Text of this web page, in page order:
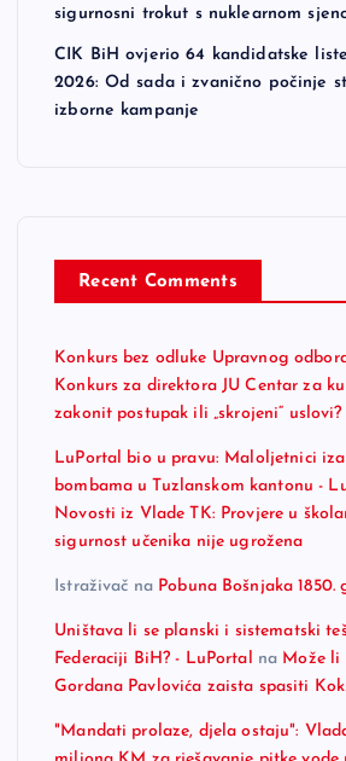
sigurnosni trokut s nuklearnom
CIK BiH ovjerio 64 kandidatske
2026: Od sada i zvanično počinje
izborne kampanje
Recent Comments
Konkurs bez odluke Upravnog
Konkurs za direktora JU Centar za
zakonit postupak ili „skrojeni“ uslovi?
LuPortal bio u pravu: Maloljetnici
bombama u Tuzlanskom kantonu -
Novosti iz Vlade TK: Provjere u
sigurnost učenika nije ugrožena
Istraživač na Pobuna Bošnjaka 1850.
Uništava li se planski i sistematski
Federaciji BiH? - LuPortal na Može li
Gordana Pavlovića zaista spasiti
"Mandati prolaze, djela ostaju":